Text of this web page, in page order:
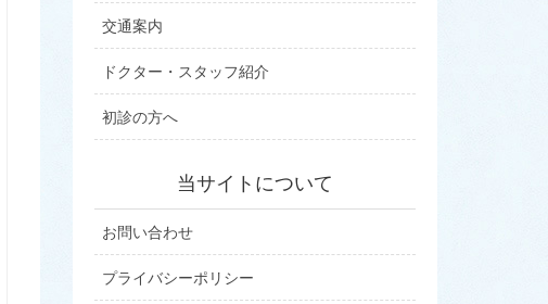
交通案内
ドクター・スタッフ紹介
初診の方へ
当サイトについて
お問い合わせ
プライバシーポリシー